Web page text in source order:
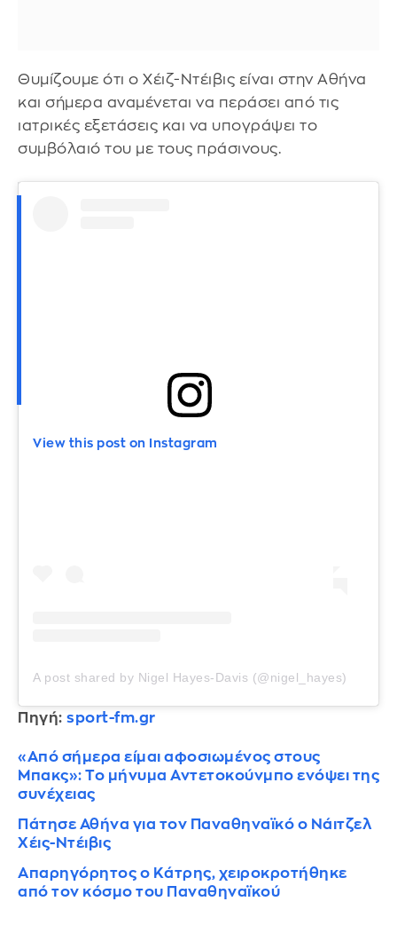
Θυμίζουμε ότι ο Χέιζ-Ντέιβις είναι στην Αθήνα
και σήμερα αναμένεται να περάσει από τις
ιατρικές εξετάσεις και να υπογράψει το
συμβόλαιό του με τους πράσινους.
View this post on Instagram
A post shared by Nigel Hayes-Davis (@nigel_hayes)
Πηγή: sport-fm.gr
«Από σήμερα είμαι αφοσιωμένος στους
Μπακς»: Το μήνυμα Αντετοκούνμπο ενόψει της
συνέχειας
Πάτησε Αθήνα για τον Παναθηναϊκό ο Νάιτζελ
Χέις-Ντέιβις
Απαρηγόρητος ο Κάτρης, χειροκροτήθηκε
από τον κόσμο του Παναθηναϊκού